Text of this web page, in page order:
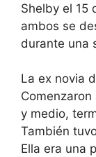
Shelby el 15
ambos se
durante una
La ex novia
y medio,
También
Ella era una